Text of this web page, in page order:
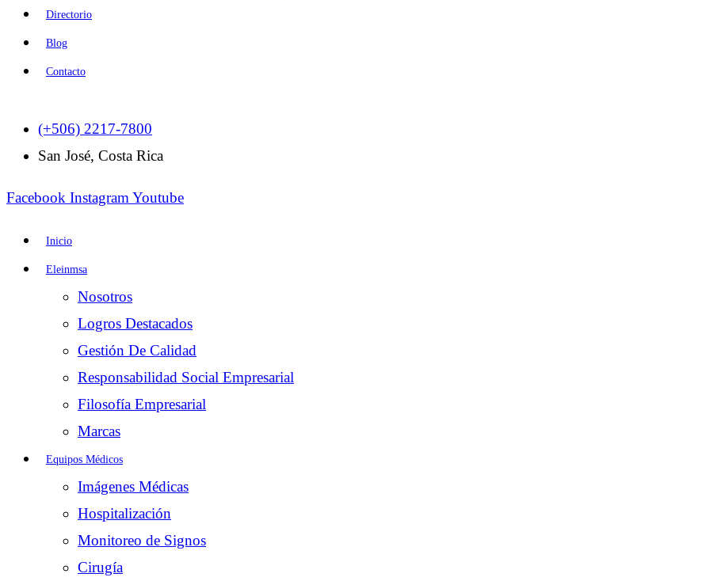
Directorio
Blog
Contacto
(+506) 2217-7800
San José, Costa Rica
Facebook Instagram Youtube
Inicio
Eleinmsa
Nosotros
Logros Destacados
Gestión De Calidad
Responsabilidad Social Empresarial
Filosofía Empresarial
Marcas
Equipos Médicos
Imágenes Médicas
Hospitalización
Monitoreo de Signos
Cirugía